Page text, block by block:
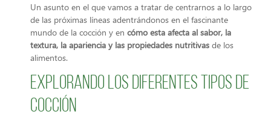
Un asunto en el que vamos a tratar de centrarnos a lo largo
de las próximas líneas adentrándonos en el fascinante
mundo de la cocción y en cómo esta afecta al sabor, la
textura, la apariencia y las propiedades nutritivas de los
alimentos.
Explorando los diferentes tipos de
cocción